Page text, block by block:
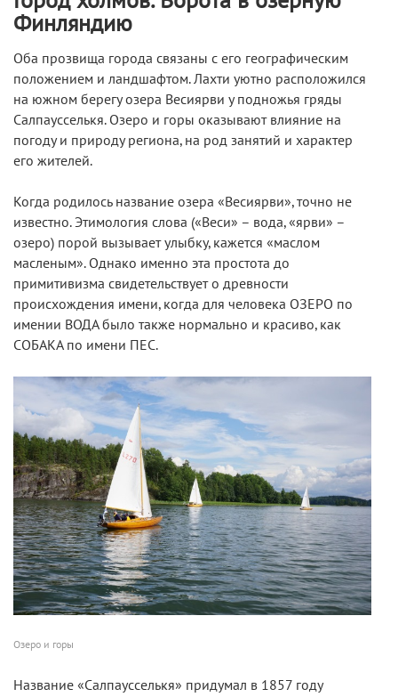
Финляндию
Оба прозвища города связаны с его географическим
положением и ландшафтом. Лахти уютно расположился
на южном берегу озера Весиярви у подножья гряды
Салпаусселькя. Озеро и горы оказывают влияние на
погоду и природу региона, на род занятий и характер
его жителей.
Когда родилось название озера «Весиярви», точно не
известно. Этимология слова («Веси» – вода, «ярви» –
озеро) порой вызывает улыбку, кажется «маслом
масленым». Однако именно эта простота до
примитивизма свидетельствует о древности
происхождения имени, когда для человека ОЗЕРО по
имении ВОДА было также нормально и красиво, как
СОБАКА по имени ПЕС.
Озеро и горы
Название «Салпаусселькя» придумал в 1857 году